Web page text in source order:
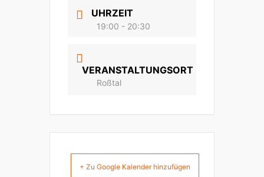
UHRZEIT
19:00 - 20:30
VERANSTALTUNGSORT
Roßtal
+ Zu Google Kalender hinzufügen